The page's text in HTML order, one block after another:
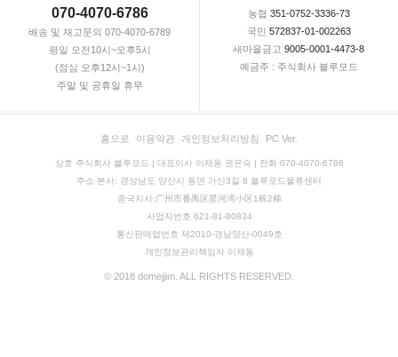
070-4070-6786
배송 및 재고문의 070-4070-6789
평일 오전10시~오후5시
(점심 오후12시~1시)
주말 및 공휴일 휴무
농협 351-0752-3336-73
국민 572837-01-002263
새마을금고 9005-0001-4473-8
예금주 : 주식회사 블루모드
홈으로 이용약관 개인정보처리방침 PC Ver.
상호 주식회사 블루모드 | 대표이사 이재동 권은숙 | 전화 070-4070-6786
주소 본사: 경상남도 양산시 동면 가산3길 8 블루모드물류센터
중국지사:广州市番禺区星河湾小区1栋2梯
사업자번호 621-81-80834
통신판매업번호 제2010-경남양산-0049호
개인정보관리책임자 이재동
© 2018 domejjim. ALL RIGHTS RESERVED.